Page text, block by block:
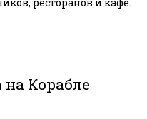
на Корабле